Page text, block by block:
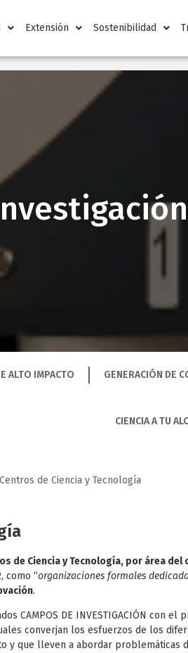
Extensión Sostenibilidad
ALTO IMPACTO GENERACIÓN DE
CIENCIA A TU
Centros de Ciencia y Tecnología
de Ciencia y Tecnología, por área del
como “organizaciones formales
.
CAMPOS DE INVESTIGACIÓN con
converjan los esfuerzos de los
y que lleven a abordar problemáticas